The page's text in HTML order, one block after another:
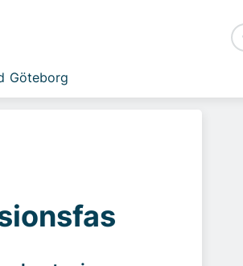
Göteborg